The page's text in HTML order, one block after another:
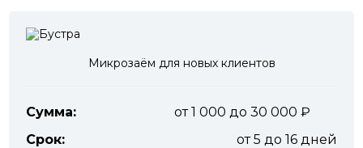
Микрозаём для новых клиентов
Сумма:
от 1 000 до 30 000
Срок:
от 5 до 16 дней